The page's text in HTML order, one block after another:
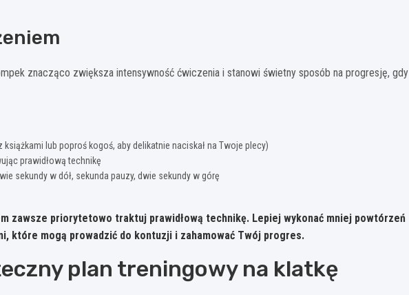
znacząco zwiększa intensywność ćwiczenia i stanowi świetny sposób na progresję, gdy
lub poproś kogoś, aby delikatnie naciskał na Twoje plecy)
prawidłową technikę
sekundy w dół, sekunda pauzy, dwie sekundy w górę
zawsze priorytetowo traktuj prawidłową technikę. Lepiej wykonać mniej powtórzeń
, które mogą prowadzić do kontuzji i zahamować Twój progres.
plan treningowy na klatkę